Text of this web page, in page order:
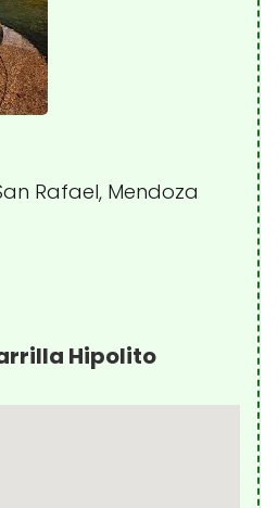
Rafael, Mendoza
Hipolito